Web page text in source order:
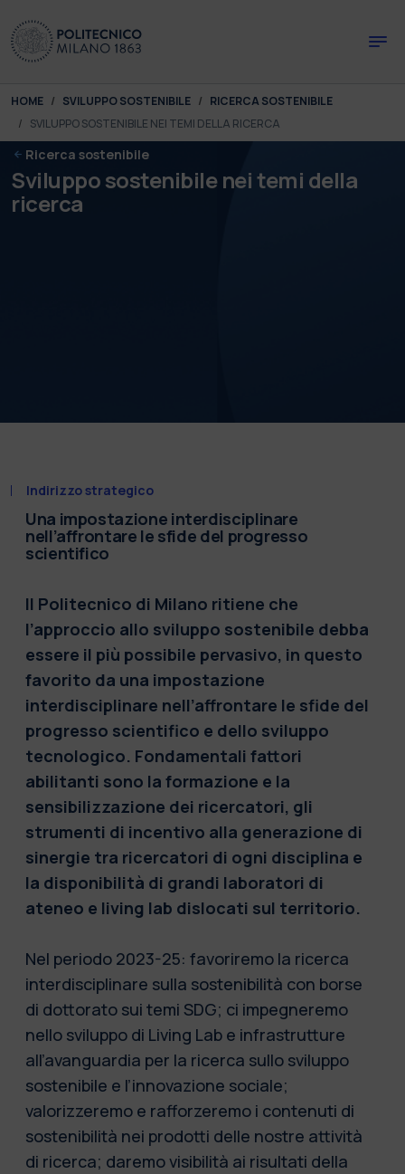
You are here:
HOME SVILUPPO SOSTENIBILE
RICERCA SOSTENIBILE
SVILUPPO SOSTENIBILE NEI TEMI DELLA RICERCA
Ricerca sostenibile
Sviluppo sostenibile nei temi della
ricerca
Indirizzo strategico
Una impostazione interdisciplinare
nell’affrontare le sfide del progresso
scientifico
Il Politecnico di Milano ritiene che
l’approccio allo sviluppo sostenibile debba
essere il più possibile pervasivo, in questo
favorito da una impostazione
interdisciplinare nell’affrontare le sfide del
progresso scientifico e dello sviluppo
tecnologico. Fondamentali fattori
abilitanti sono la formazione e la
sensibilizzazione dei ricercatori, gli
strumenti di incentivo alla generazione di
sinergie tra ricercatori di ogni disciplina e
la disponibilità di grandi laboratori di
ateneo e living lab dislocati sul territorio.
Nel periodo 2023-25: favoriremo la ricerca
interdisciplinare sulla sostenibilità con borse
di dottorato sui temi SDG; ci impegneremo
nello sviluppo di Living Lab e infrastrutture
all’avanguardia per la ricerca sullo sviluppo
sostenibile e l’innovazione sociale;
valorizzeremo e rafforzeremo i contenuti di
sostenibilità nei prodotti delle nostre attività
di ricerca; daremo visibilità ai risultati della